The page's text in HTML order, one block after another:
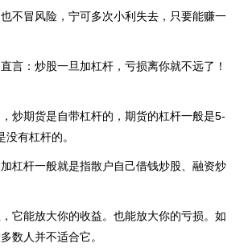
不冒风险，宁可多次小利失去，只要能赚一
言：炒股一旦加杠杆，亏损离你就不远了！
炒期货是自带杠杆的，期货的杠杆一般是5-
有杠杆的。
杠杆一般就是指散户自己借钱炒股、融资炒
它能放大你的收益。也能放大你的亏损。如
数人并不适合它。